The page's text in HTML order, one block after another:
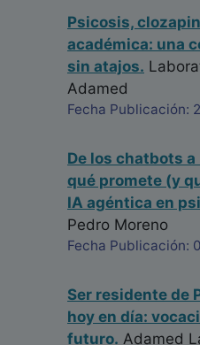
Psicosis,
académica: una
sin atajos.
Adamed
Fecha Publicación:
De los chatbots
qué promete (y
IA agéntica en
Pedro Moreno
Fecha Publicación:
Ser residente de
hoy en día:
futuro. Adamed